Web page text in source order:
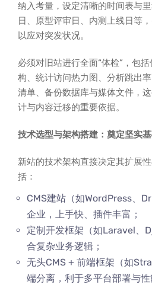
纳入考量，设定清晰的时间表与
日、原型评审日、内测上线日等
以应对突发状况。
必须对旧站进行全面“体检”，包
构、统计访问热力图、分析跳出
清单、备份数据库与媒体文件，
计与内容迁移的重要依据。
技术选型与架构搭建：奠定坚实
新站的技术架构直接决定其扩展
括：
CMS建站（如WordPress、
企业，上手快、插件丰富；
定制开发框架（如Laravel、
合复杂业务逻辑；
无头CMS + 前端框架（如
端分离，利于多平台部署与性